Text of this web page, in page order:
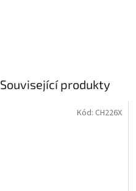
Související produkty
Kód: CH226X